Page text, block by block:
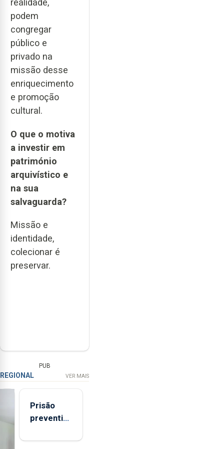
realidade,
podem
congregar
público e
privado na
missão desse
enriquecimento
e promoção
cultural.
O que o motiva
a investir em
património
arquivístico e
na sua
salvaguarda?
Missão e
identidade,
colecionar é
preservar.
PUB
REGIONAL VER MAIS
Prisão
preventiva
suspeito